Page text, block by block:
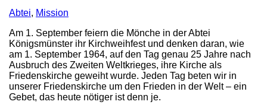
Abtei, Mission
Am 1. September feiern die Mönche in der Abtei
Königsmünster ihr Kirchweihfest und denken daran, wie
am 1. September 1964, auf den Tag genau 25 Jahre nach
Ausbruch des Zweiten Weltkrieges, ihre Kirche als
Friedenskirche geweiht wurde. Jeden Tag beten wir in
unserer Friedenskirche um den Frieden in der Welt – ein
Gebet, das heute nötiger ist denn je.